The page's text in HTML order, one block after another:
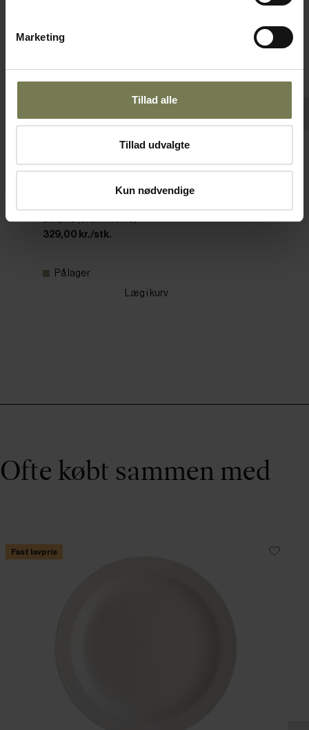
Marketing
Tillad alle
Tillad udvalgte
Kun nødvendige
Varenr: 55910121
Din pris (ekskl. moms)
329,00 kr./stk.
På lager
Læg i kurv
Ofte købt sammen med
Fast lavpris